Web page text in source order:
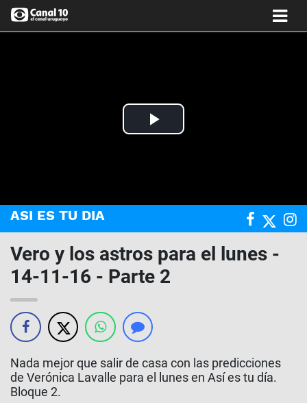
Play
ASI ES TU DIA
Vero y los astros para el lunes -
14-11-16 - Parte 2
Nada mejor que salir de casa con las predicciones
de Verónica Lavalle para el lunes en Así es tu día.
Bloque 2.